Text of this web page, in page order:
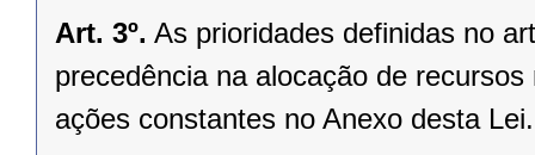
Art. 3º. As prioridades definidas no
precedência na alocação de
ações constantes no Anexo desta Lei.